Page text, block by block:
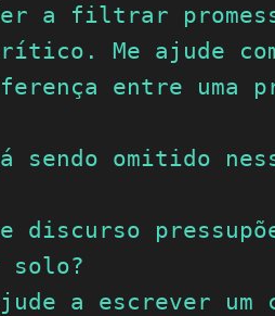
a filtrar
Me ajude
entre uma
sendo omitido
discurso
solo?
a escrever